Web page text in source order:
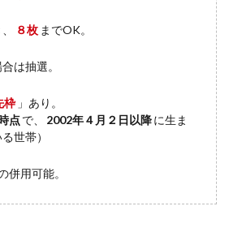
８枚 までOK。
は抽選。
枠 」あり。
点で、 2002年４月２日以降に生ま
世帯）
併用可能。